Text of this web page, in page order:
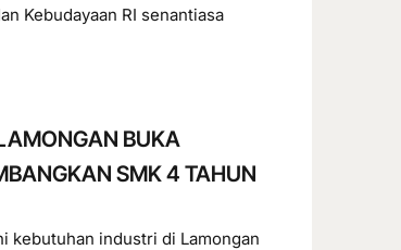
Kebudayaan RI senantiasa
BUKA
SMK 4 TAHUN
kebutuhan industri di Lamongan